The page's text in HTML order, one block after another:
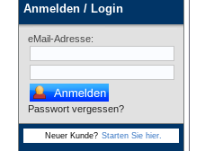
Anmelden / Login
eMail-Adresse:
Passwort vergessen?
Neuer Kunde? Starten Sie hier.